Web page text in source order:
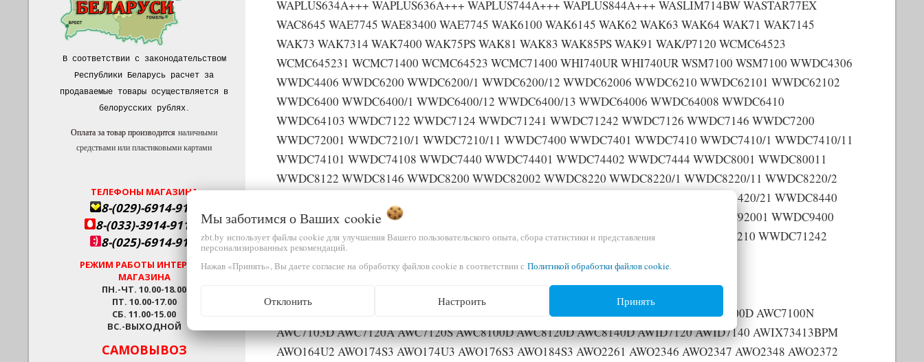
В соответствии с законодательством
Республики Беларусь расчет за
продаваемые товары осуществляется в
белорусских рублях.
Оплата за товар производится наличными
средствами или пластиковыми картами
ТЕЛЕФОНЫ МАГАЗИНА
8-(029)-6914-911
8-(033)-3914-911
8-(025)-6914-911
РЕЖИМ РАБОТЫ ИНТЕРНЕТ-
МАГАЗИНА
ПН.-ЧТ. 10.00-18.00
ПТ. 10.00-17.00
СБ. 11.00-15.00
ВС.-ВЫХОДНОЙ
САМОВЫВОЗ
WAPLUS634A+++ WAPLUS636A+++ WAPLUS744A+++ WAPLUS844A+++ WASLIM714BW WASTAR77EX
WAC8645 WAE7745 WAE83400 WAE7745 WAK6100 WAK6145 WAK62 WAK63 WAK64 WAK71 WAK7145
WAK73 WAK7314 WAK7400 WAK75PS WAK81 WAK83 WAK85PS WAK91 WAK/P7120 WCMC64523
WCMC645231 WCMC71400 WCMC64523 WCMC71400 WHI740UR WHI740UR WSM7100 WSM7100 WWDC4306
WWDC4406 WWDC6200 WWDC6200/1 WWDC6200/12 WWDC62006 WWDC6210 WWDC62101 WWDC62102
WWDC6400 WWDC6400/1 WWDC6400/12 WWDC6400/13 WWDC64006 WWDC64008 WWDC6410
WWDC64103 WWDC7122 WWDC7124 WWDC71241 WWDC71242 WWDC7126 WWDC7146 WWDC7200
WWDC72001 WWDC7210/1 WWDC7210/11 WWDC7400 WWDC7401 WWDC7410 WWDC7410/1 WWDC7410/11
WWDC74101 WWDC74108 WWDC7440 WWDC74401 WWDC74402 WWDC7444 WWDC8001 WWDC80011
WWDC8122 WWDC8146 WWDC8200 WWDC82002 WWDC8220 WWDC8220/1 WWDC8220/11 WWDC8220/2
WWDC8224 WWDC82241 WWDC8410 WWDC8420 WWDC8420/1 WWDC8420/2 WWDC8420/21 WWDC8440
WWDC84401 WWDC84402 WWDC9122 WWDC9200 WWDC9200/1 WWDC9200/3 WWDC92001 WWDC9400
WWDC94001 WWDC9440 WWDC94401 WWDC94403 WWDC9444 WWDC94441 WWDC6210 WWDC71242
WWDC71243 WWDC72001 WWDC72102 WWDC72103 WWDC74102 WWDC92003
AWC6090S AWC6100S AWC7083A AWC7085A AWC7085D AWC7085N AWC7100A AWC7100D AWC7100N
AWC7103D AWC7120A AWC7120S AWC8100D AWC8120D AWC8140D AWID7120 AWID7140 AWIX73413BPM
AWO164U2 AWO174S3 AWO174U3 AWO176S3 AWO184S3 AWO2261 AWO2346 AWO2347 AWO2348 AWO2372
Мы заботимся о Ваших cookie
zbt.by использует файлы cookie для улучшения Вашего пользовательского опыта, сбора статистики и представления
персонализированных рекомендаций.
Нажав «Принять», Вы даете согласие на обработку файлов cookie в соответствии с Политикой обработки файлов cookie.
Отклонить Настроить Принять